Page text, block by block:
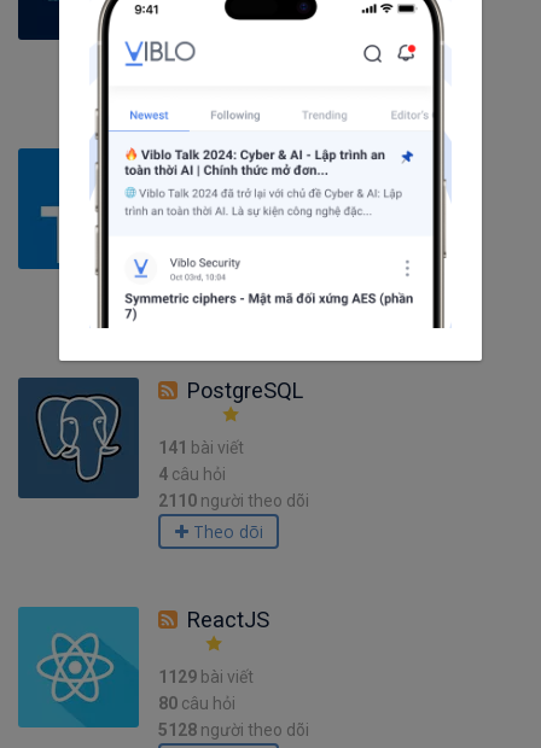
câu hỏi
1586
TypeScript
227bài viết
2305người theo dõi
Theo dõi
PostgreSQL
141 bài viết
4 câu hỏi
2110 người theo dõi
Theo dõi
ReactJS
1129 bài viết
80 câu hỏi
5128 người theo dõi